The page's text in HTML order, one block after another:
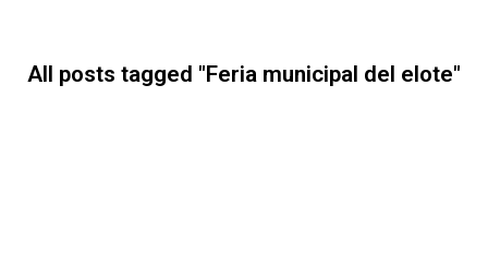
All posts tagged "Feria municipal del elote"